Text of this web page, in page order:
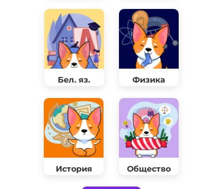
Бел. яз. Физика
История Общество